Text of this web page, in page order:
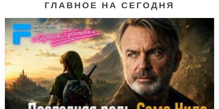
ГЛАВНОЕ НА СЕГОДНЯ